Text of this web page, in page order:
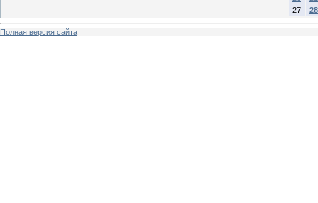
27
28
Полная версия сайта